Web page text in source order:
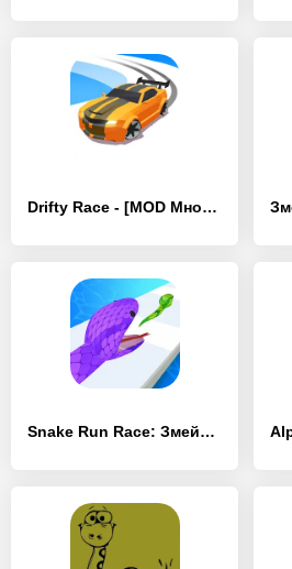
Drifty Race - [MOD Много монет]
Snake Run Race: Змейка-бегалка - [MOD Бесконечные монеты]